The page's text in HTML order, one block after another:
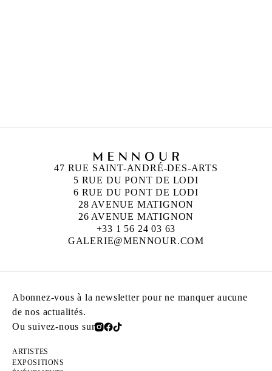
47 RUE SAINT-ANDRÉ-DES-ARTS
5 RUE DU PONT DE LODI
6 RUE DU PONT DE LODI
28 AVENUE MATIGNON
26 AVENUE MATIGNON
+33 1 56 24 03 63
GALERIE@MENNOUR.COM
Abonnez-vous à la newsletter pour ne manquer aucune
de nos actualités.
Ou suivez-nous sur
ARTISTES
EXPOSITIONS